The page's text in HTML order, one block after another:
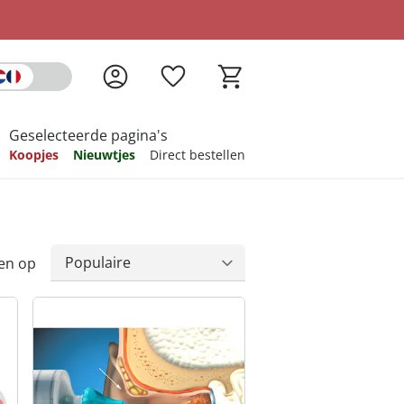
Geselecteerde pagina's
Koopjes Nieuwtjes Direct bestellen
op